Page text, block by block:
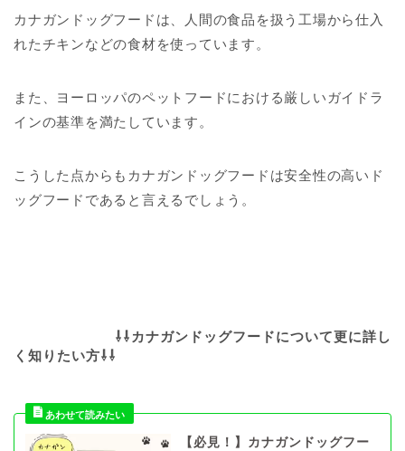
カナガンドッグフードは、人間の食品を扱う工場から仕入
れたチキンなどの食材を使っています。
また、ヨーロッパのペットフードにおける厳しいガイドラ
インの基準を満たしています。
こうした点からもカナガンドッグフードは安全性の高いド
ッグフードであると言えるでしょう。
⇩⇩カナガンドッグフードについて更に詳し
く知りたい方⇩⇩
【必見！】カナガンドッグフー